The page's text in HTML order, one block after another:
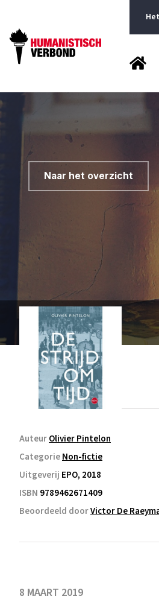
Naar het overzicht
AuteurOlivier Pintelon
CategorieNon-fictie
Uitgeverij EPO, 2018
ISBN 9789462671409
Beoordeeld doorVictor De
8 MAART 2019